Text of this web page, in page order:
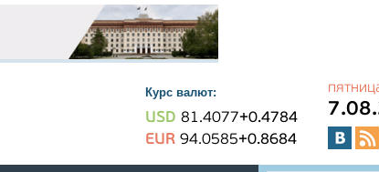
Курс валют:
USD 81.4077+0.4784
EUR 94.0585+0.8684
7.08.